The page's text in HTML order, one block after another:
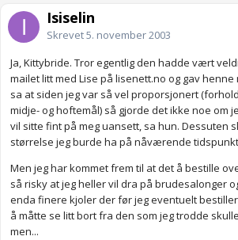
Isiselin
Skrevet5. november 2003
Ja, Kittybride. Tror egentlig den hadde vært
mailet litt med Lise på lisenett.no og gav
sa at siden jeg var så vel proporsjonert
midje- og hoftemål) så gjorde det ikke noe om
vil sitte fint på meg uansett, sa hun. Dessuten
størrelse jeg burde ha på nåværende
Men jeg har kommet frem til at det å bestille
så risky at jeg heller vil dra på brudesalonger
enda finere kjoler der før jeg eventuelt
å måtte se litt bort fra den som jeg trodde
men...